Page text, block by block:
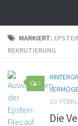
MARKIERT:
REKRUTIERUNG
0
10.
Die